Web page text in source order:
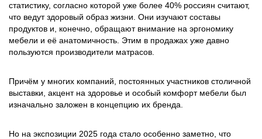
статистику, согласно которой уже более 40% россиян считают,
что ведут здоровый образ жизни. Они изучают составы
продуктов и, конечно, обращают внимание на эргономику
мебели и её анатомичность. Этим в продажах уже давно
пользуются производители матрасов.
Причём у многих компаний, постоянных участников столичной
выставки, акцент на здоровье и особый комфорт мебели был
изначально заложен в концепцию их бренда.
Но на экспозиции 2025 года стало особенно заметно, что